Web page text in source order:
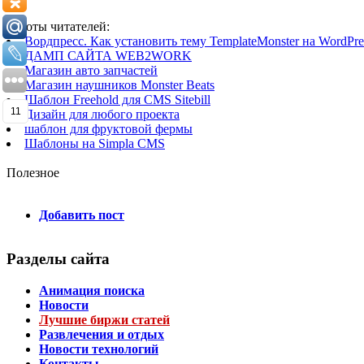
Работы читателей:
Вордпресс. Как установить тему TemplateMonster на
ДАМП САЙТА WEB2WORK
Магазин авто запчастей
Магазин наушников Monster Beats
Шаблон Freehold для CMS Sitebill
Дизайн для любого проекта
шаблон для фруктовой фермы
Шаблоны на Simpla CMS
Полезное
Добавить пост
Разделы сайта
Анимация поиска
Новости
Лучшие биржи статей
Развлечения и отдых
Новости технологий
11